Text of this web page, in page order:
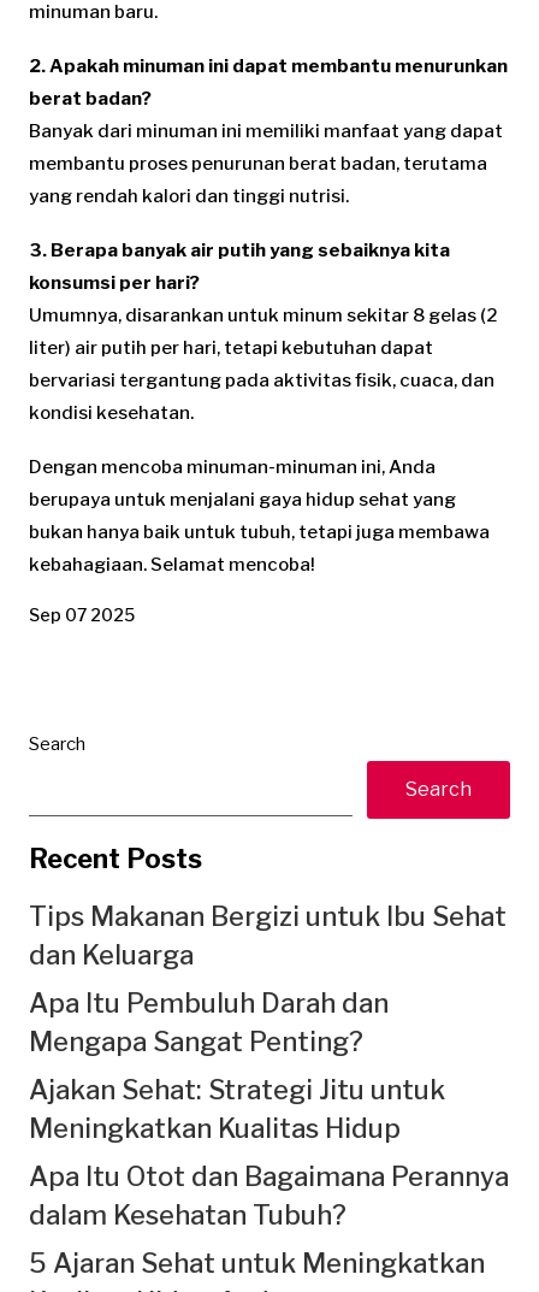
minuman baru.
2. Apakah minuman ini dapat membantu menurunkan
berat badan?
Banyak dari minuman ini memiliki manfaat yang dapat
membantu proses penurunan berat badan, terutama
yang rendah kalori dan tinggi nutrisi.
3. Berapa banyak air putih yang sebaiknya kita
konsumsi per hari?
Umumnya, disarankan untuk minum sekitar 8 gelas (2
liter) air putih per hari, tetapi kebutuhan dapat
bervariasi tergantung pada aktivitas fisik, cuaca, dan
kondisi kesehatan.
Dengan mencoba minuman-minuman ini, Anda
berupaya untuk menjalani gaya hidup sehat yang
bukan hanya baik untuk tubuh, tetapi juga membawa
kebahagiaan. Selamat mencoba!
Sep 07 2025
Search
Search
Recent Posts
Tips Makanan Bergizi untuk Ibu Sehat
dan Keluarga
Apa Itu Pembuluh Darah dan
Mengapa Sangat Penting?
Ajakan Sehat: Strategi Jitu untuk
Meningkatkan Kualitas Hidup
Apa Itu Otot dan Bagaimana Perannya
dalam Kesehatan Tubuh?
5 Ajaran Sehat untuk Meningkatkan